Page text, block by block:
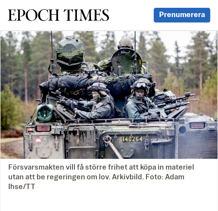
Svenska Epoch Times Prenumerera
Försvarsmakten vill få större frihet att köpa in materiel
utan att be regeringen om lov. Arkivbild. Foto: Adam
Ihse/TT